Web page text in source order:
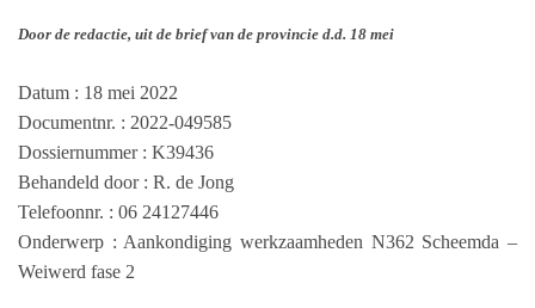
Door de redactie, uit de brief van de provincie d.d. 18 mei
Datum : 18 mei 2022
Documentnr. : 2022-049585
Dossiernummer : K39436
Behandeld door : R. de Jong
Telefoonnr. : 06 24127446
Onderwerp : Aankondiging werkzaamheden N362 Scheemda –
Weiwerd fase 2